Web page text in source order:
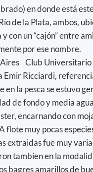
en donde está
de la Plata, ambos,
con un “cajón” entre
por ese nombre.
Aires Club Universitario
Emir Ricciardi,
en la pesca se estuvo
de fondo y media
encarnando con
flote muy pocas
extraidas fue muy
tambien en la
bagres amarillos de